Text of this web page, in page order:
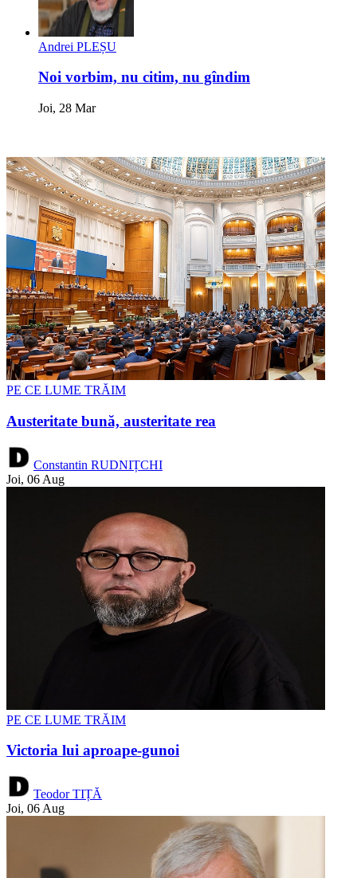
Andrei PLEȘU
Noi vorbim, nu citim, nu gîndim
Joi, 28 Mar
PE CE LUME TRĂIM
Austeritate bună, austeritate rea
Constantin RUDNIȚCHI
Joi, 06 Aug
PE CE LUME TRĂIM
Victoria lui aproape-gunoi
Teodor TIȚĂ
Joi, 06 Aug